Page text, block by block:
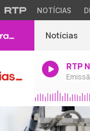
NOTÍCIAS
Notícias
RTP